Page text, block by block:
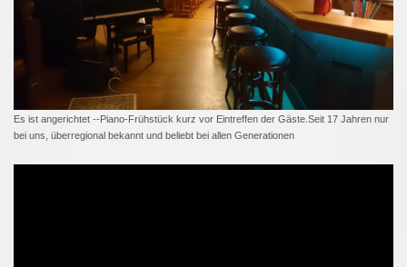
Es ist angerichtet --Piano-Frühstück kurz vor Eintreffen der Gäste.Seit 17 Jahren nur
bei uns, überregional bekannt und beliebt bei allen Generationen